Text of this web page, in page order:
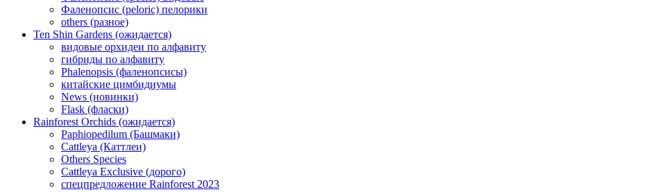
Фаленопсис (peloric) пелорики
others (разное)
Ten Shin Gardens (ожидается)
видовые орхидеи по алфавиту
гибриды по алфавиту
Phalenopsis (фаленопсисы)
китайские цимбидиумы
News (новинки)
Flask (фласки)
Rainforest Orchids (ожидается)
Paphiopedilum (Башмаки)
Cattleya (Каттлеи)
Others Species
Cattleya Exclusive (дорого)
спецпредложение Rainforest 2023